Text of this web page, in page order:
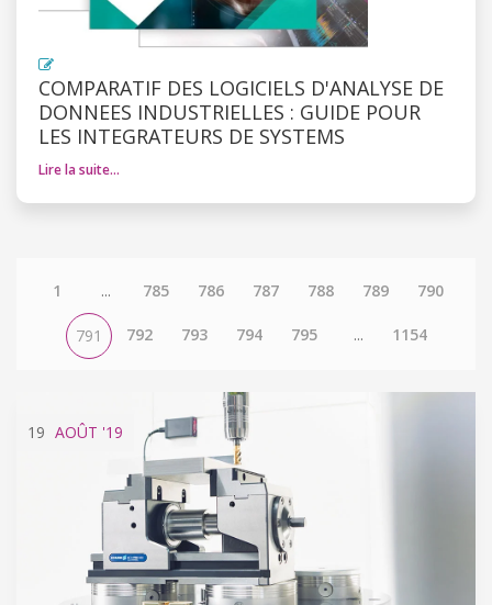
COMPARATIF DES LOGICIELS D'ANALYSE DE
DONNEES INDUSTRIELLES : GUIDE POUR
LES INTEGRATEURS DE SYSTEMS
Lire la suite…
1 ... 785 786 787 788 789 790
791 792 793 794 795 ... 1154
19 AOÛT '19